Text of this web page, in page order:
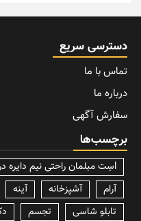
دسترسی سریع
تماس با ما
درباره ما
سفارش آگهی
برچسب‌ها
lسِت مبلمان راحتی نیم دایره در اتاق نشیمن و پذیرایی
آرام
آشپزخانه آینه
تابلو شاسی
تجسم